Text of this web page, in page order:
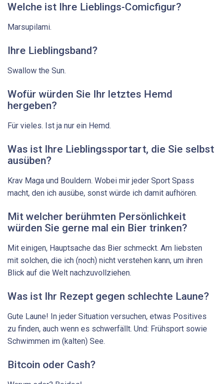
Welche ist Ihre Lieblings-Comicfigur?
Marsupilami.
Ihre Lieblingsband?
Swallow the Sun.
Wofür würden Sie Ihr letztes Hemd
hergeben?
Für vieles. Ist ja nur ein Hemd.
Was ist Ihre Lieblingssportart, die Sie selbst
ausüben?
Krav Maga und Bouldern. Wobei mir jeder Sport Spass
macht, den ich ausübe, sonst würde ich damit aufhören.
Mit welcher berühmten Persönlichkeit
würden Sie gerne mal ein Bier trinken?
Mit einigen, Hauptsache das Bier schmeckt. Am liebsten
mit solchen, die ich (noch) nicht ver­stehen kann, um ihren
Blick auf die Welt nachzuvollziehen.
Was ist Ihr Rezept gegen schlechte Laune?
Gute Laune! In jeder Situation versuchen, etwas Positives
zu finden, auch wenn es schwerfällt. Und: Frühsport sowie
Schwimmen im (kalten) See.
Bitcoin oder Cash?